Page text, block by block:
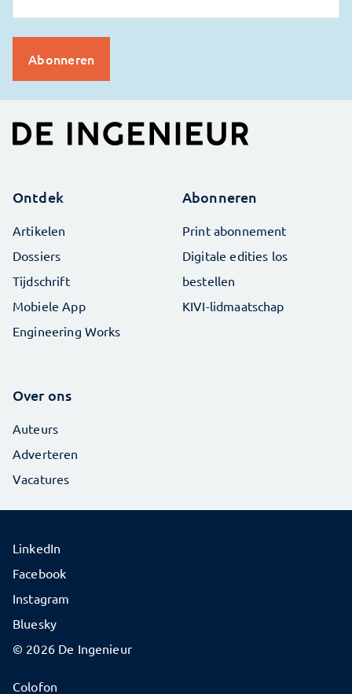
Ontdek
Artikelen
Dossiers
Tijdschrift
Mobiele App
Engineering Works
Abonneren
Print abonnement
Digitale edities los
bestellen
KIVI-lidmaatschap
Over ons
Auteurs
Adverteren
Vacatures
© 2026 De Ingenieur
Colofon
LinkedIn
Facebook
Instagram
Bluesky